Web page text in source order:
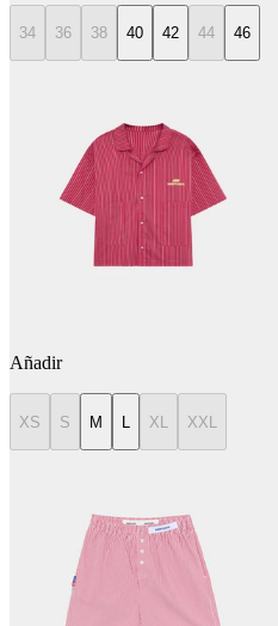
34 36 38 40 42 44 46
Añadir
XS S M XL XXL